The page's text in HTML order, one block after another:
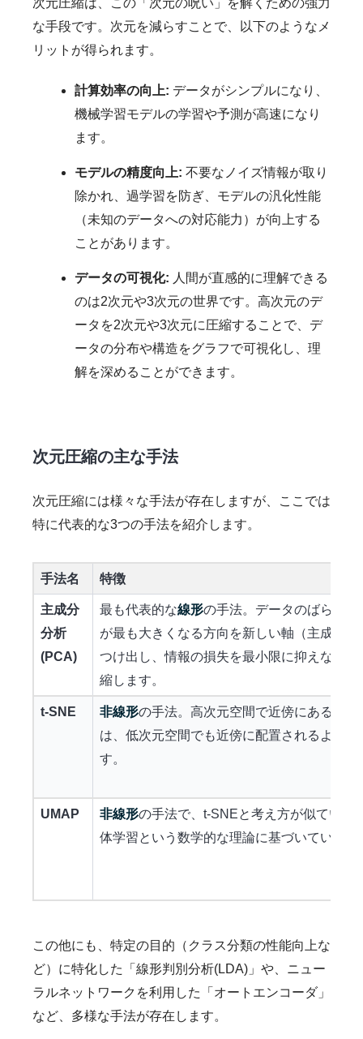
な手段です。次元を減らすことで、以下のようなメ
リットが得られます。
計算効率の向上: データがシンプルになり、
機械学習モデルの学習や予測が高速になり
ます。
モデルの精度向上: 不要なノイズ情報が取り
除かれ、過学習を防ぎ、モデルの汎化性能
（未知のデータへの対応能力）が向上する
ことがあります。
データの可視化: 人間が直感的に理解できる
のは2次元や3次元の世界です。高次元のデ
ータを2次元や3次元に圧縮することで、デ
ータの分布や構造をグラフで可視化し、理
解を深めることができます。
次元圧縮の主な手法
次元圧縮には様々な手法が存在しますが、ここでは
特に代表的な3つの手法を紹介します。
手法名 特徴
主成分
分析
(PCA)
最も代表的な線形の手法。データのばらつき
が最も大きくなる方向を新しい軸（主成分）
つけ出し、情報の損失を最小限に抑えながら
縮します。
t-SNE 非線形の手法。高次元空間で近傍にあるデー
は、低次元空間でも近傍に配置されるように
す。
UMAP 非線形の手法で、t-SNEと考え方が似ていま
体学習という数学的な理論に基づいています
この他にも、特定の目的（クラス分類の性能向上な
ど）に特化した「線形判別分析(LDA)」や、ニュー
ラルネットワークを利用した「オートエンコーダ」
など、多様な手法が存在します。